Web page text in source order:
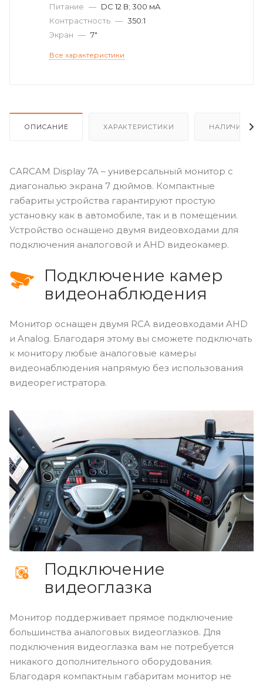
Питание — DC 12 В; 300 мA
Контрастность — 350:1
Экран — 7"
Все характеристики
ОПИСАНИЕ ХАРАКТЕРИСТИКИ НАЛИЧИЕ
CARCAM Display 7A – универсальный монитор с
диагональю экрана 7 дюймов. Компактные
габариты устройства гарантируют простую
установку как в автомобиле, так и в помещении.
Устройство оснащено двумя видеовходами для
подключения аналоговой и AHD видеокамер.
Подключение камер
видеонаблюдения
Монитор оснащен двумя RCA видеовходами AHD
и Analog. Благодаря этому вы сможете подключать
к монитору любые аналоговые камеры
видеонаблюдения напрямую без использования
видеорегистратора.
Подключение
видеоглазка
Монитор поддерживает прямое подключение
большинства аналоговых видеоглазков. Для
подключения видеоглазка вам не потребуется
никакого дополнительного оборудования.
Благодаря компактным габаритам монитор не